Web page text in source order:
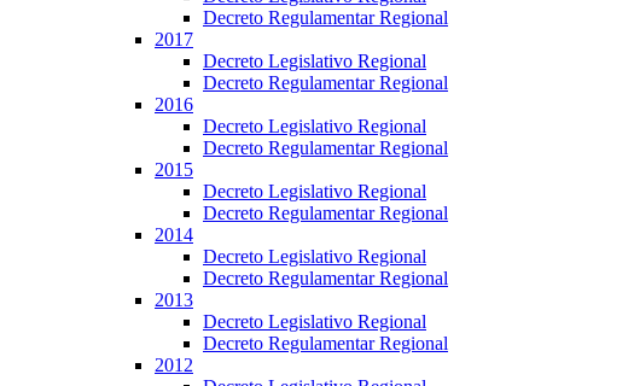
Decreto Regulamentar Regional
2017
Decreto Legislativo Regional
Decreto Regulamentar Regional
2016
Decreto Legislativo Regional
Decreto Regulamentar Regional
2015
Decreto Legislativo Regional
Decreto Regulamentar Regional
2014
Decreto Legislativo Regional
Decreto Regulamentar Regional
2013
Decreto Legislativo Regional
Decreto Regulamentar Regional
2012